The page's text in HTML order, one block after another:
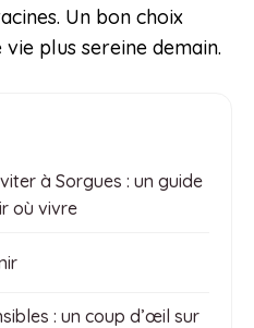
Un bon choix
plus sereine demain.
à Sorgues : un guide
où vivre
: un coup d’œil sur